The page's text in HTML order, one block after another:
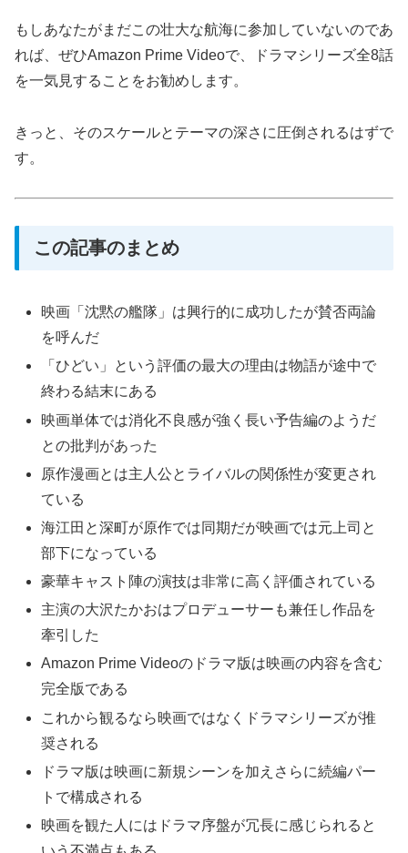
もしあなたがまだこの壮大な航海に参加していないのであ
れば、ぜひAmazon Prime Videoで、ドラマシリーズ全8話
を一気見することをお勧めします。
きっと、そのスケールとテーマの深さに圧倒されるはずで
す。
この記事のまとめ
映画「沈黙の艦隊」は興行的に成功したが賛否両論
を呼んだ
「ひどい」という評価の最大の理由は物語が途中で
終わる結末にある
映画単体では消化不良感が強く長い予告編のようだ
との批判があった
原作漫画とは主人公とライバルの関係性が変更され
ている
海江田と深町が原作では同期だが映画では元上司と
部下になっている
豪華キャスト陣の演技は非常に高く評価されている
主演の大沢たかおはプロデューサーも兼任し作品を
牽引した
Amazon Prime Videoのドラマ版は映画の内容を含む
完全版である
これから観るなら映画ではなくドラマシリーズが推
奨される
ドラマ版は映画に新規シーンを加えさらに続編パー
トで構成される
映画を観た人にはドラマ序盤が冗長に感じられると